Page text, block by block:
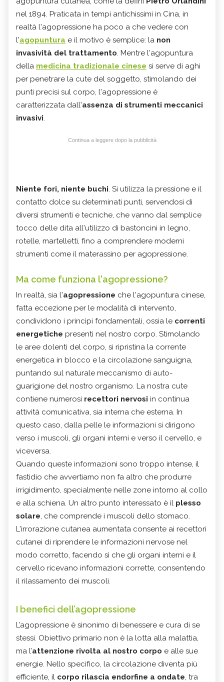
nel 1894. Praticata in tempi antichissimi in Cina, in
realtà l'agopressione ha poco a che vedere con
l'agopuntura e il motivo è semplice: la non
invasività del trattamento. Mentre l'agopuntura
della medicina tradizionale cinese si serve di aghi
per penetrare la cute del soggetto, stimolando dei
punti precisi sul corpo, l'agopressione è
caratterizzata dall'assenza di strumenti meccanici
invasivi.
Continua a leggere dopo la pubblicità
Niente fori, niente buchi. Si utilizza la pressione e il
contatto dolce su determinati punti, servendosi di
diversi strumenti e tecniche, che vanno dal semplice
tocco delle dita all'utilizzo di bastoncini in legno,
rotelle, martelletti, fino a comprendere moderni
strumenti come il materassino per agopressione.
Ma come funziona l'agopressione?
In realtà, sia l'agopressione che l'agopuntura cinese,
fatta eccezione per le modalità di intervento,
condividono i princìpi fondamentali, ossia le correnti
energetiche presenti nel nostro corpo. Stimolando
le aree dolenti del corpo, si ripristina la corrente
energetica in blocco e la circolazione sanguigna,
puntando sul naturale meccanismo di auto-
guarigione del nostro organismo. La nostra cute
contiene numerosi recettori nervosi in continua
attività comunicativa, sia interna che esterna. In
questo caso, dalla pelle le informazioni si dirigono
verso i muscoli, gli organi interni e verso il cervello, e
viceversa.
Quando queste informazioni sono troppo intense, il
fastidio che avvertiamo non fa altro che produrre
irrigidimento, specialmente nelle zone intorno al collo
e alla schiena. Un altro punto interessato è il plesso
solare, che comprende i muscoli dello stomaco.
L'irrorazione cutanea aumentata consente ai recettori
cutanei di riprendere le informazioni nervose nel
modo corretto, facendo sì che gli organi interni e il
cervello ricevano informazioni corrette, consentendo
il rilassamento dei muscoli.
I benefici dell’agopressione
L’agopressione è sinonimo di benessere e cura di se
stessi. Obiettivo primario non è la lotta alla malattia,
ma l’attenzione rivolta al nostro corpo e alle sue
energie. Nello specifico, la circolazione diventa più
efficiente, il corpo rilascia endorfine a ondate, tra